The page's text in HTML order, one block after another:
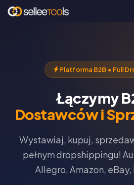
Platforma B2B • Full
Łączymy
Dostawców i
Wystawiaj, kupuj,
pełnym dropshippingu!
Allegro, Amazon, eBay,